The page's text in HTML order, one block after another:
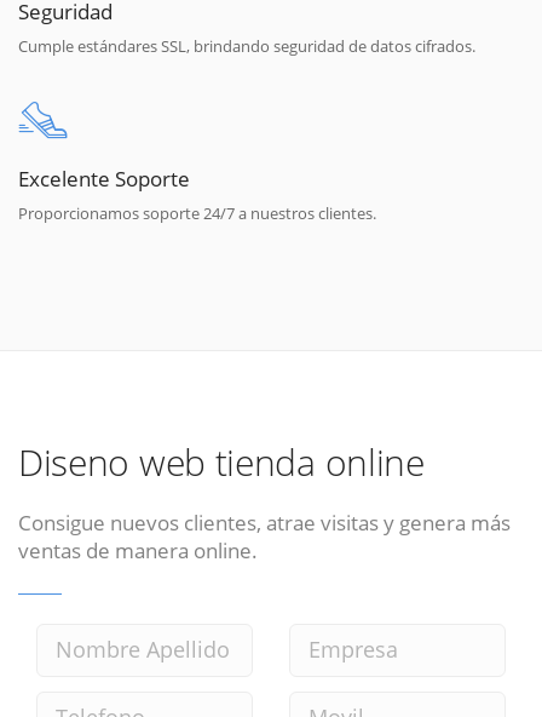
Seguridad
Cumple estándares SSL, brindando seguridad de datos cifrados.
Excelente Soporte
Proporcionamos soporte 24/7 a nuestros clientes.
Diseno web tienda online
Consigue nuevos clientes, atrae visitas y genera más
ventas de manera online.